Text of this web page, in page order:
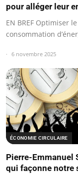
pour alléger leur
EN BREF Optimiser
consommation
6 novembre 2025
ÉCONOMIE CIRCULAIRE
Pierre-Emmanuel
qui façonne notre